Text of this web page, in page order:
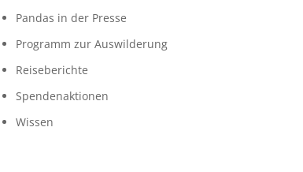
Pandas in der Presse
Programm zur Auswilderung
Reiseberichte
Spendenaktionen
Wissen